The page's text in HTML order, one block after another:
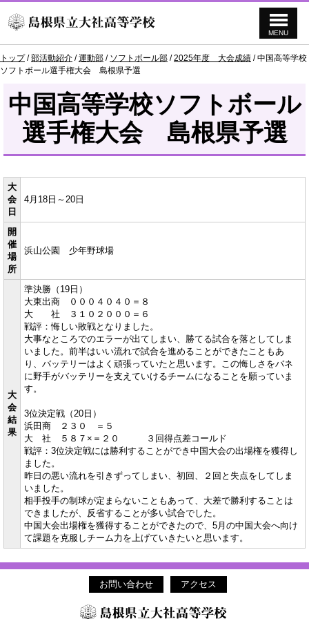
MENU
現
在
置：
トップ/部活動紹介 /運動部 / ソフトボール部 /2025年度 大会成績 /中国高等学校
ソフトボール選手権大会 島根県予選
中国高等学校ソフトボール
選手権大会 島根県予選
大
会
日
4月18日～20日
開
催
場
所
浜山公園 少年野球場
大
会
結
果
準決勝（19日）
大東出商 ０００４０４０＝８
大 社 ３１０２０００＝６
戦評：悔しい敗戦となりました。
大事なところでのエラーが出てしまい、勝てる試合を落としてしま
いました。前半はいい流れで試合を進めることができたこともあ
り、バッテリーはよく頑張っていたと思います。この悔しさをバネ
に野手がバッテリーを支えていけるチームになることを願っていま
す。
3位決定戦（20日）
浜田商 ２３０ ＝５
大 社 ５８７×＝２０ ３回得点差コールド
戦評：3位決定戦には勝利することができ中国大会の出場権を獲得し
ました。
昨日の悪い流れを引きずってしまい、初回、２回と失点をしてしま
いました。
相手投手の制球が定まらないこともあって、大差で勝利することは
できましたが、反省することが多い試合でした。
中国大会出場権を獲得することができたので、5月の中国大会へ向け
て課題を克服しチーム力を上げていきたいと思います。
お問い合わせ アクセス